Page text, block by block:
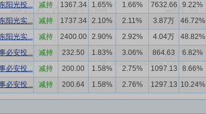
阳光投... 减持 1367.34 1.65% 1.66% 7632.66 9.22%
阳光实... 减持 1737.34 2.10% 2.11% 3.87万 46.72%
阳光实... 减持 2400.00 2.90% 2.92% 4.04万 48.82%
必安投... 减持 232.50 1.83% 3.06% 864.63 6.82%
必安投... 减持 200.00 1.58% 2.75% 1097.13 8.66%
必安投... 减持 200.64 1.58% 2.76% 1297.13 10.24%